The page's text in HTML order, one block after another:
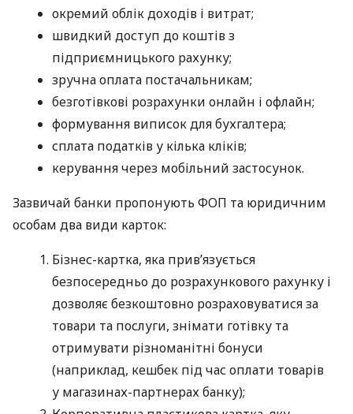
окремий облік доходів і витрат;
швидкий доступ до коштів з
підприємницького рахунку;
зручна оплата постачальникам;
безготівкові розрахунки онлайн і офлайн;
формування виписок для бухгалтера;
сплата податків у кілька кліків;
керування через мобільний застосунок.
Зазвичай банки пропонують ФОП та юридичним
особам два види карток:
Бізнес-картка, яка прив’язується
безпосередньо до розрахункового рахунку і
дозволяє безкоштовно розраховуватися за
товари та послуги, знімати готівку та
отримувати різноманітні бонуси
(наприклад, кешбек під час оплати товарів
у магазинах-партнерах банку);